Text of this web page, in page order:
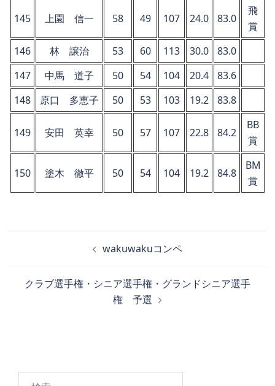
145 上園 信一 58 49 107 24.0 83.0
飛
賞
146
林 譲治 53 60 113 30.0
83.0
147
中馬 道子 50 54 104 20.4
83.6
148
原口 多恵子 50 53 103 19.2 83.8
149 安田 英幸 50 57 107 22.8 84.2
BB
賞
150 塗木 徹平 50 54 104 19.2 84.8
BM
賞
ン
wakuwakuコンペ
クラブ選手権・シニア選手権・グランドシニア選手
権 予選